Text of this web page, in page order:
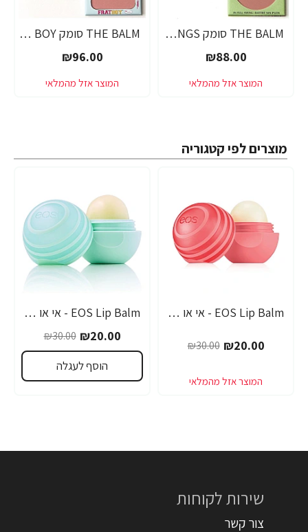
THE BALM סומק BALM SPRINGS
₪88.00
THE BALM סומק FRAT BOY
₪96.00
מוצרים לפי קטגוריה
-33% EOS Lip Balm - אי או אס SPF-30 שפתון לחות בטעם אשכוליות - בבית EOS
₪20.00
₪30.00
-33%
EOS Lip Balm - אי או אס SPF-30 שפתון לחות עם אלוורה - בבית EOS
₪20.00
₪30.00
הוסף לעגלה
שירות לקוחות
צור קשר